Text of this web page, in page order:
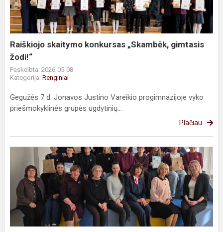
gimtasis
žodi!“
Raiškiojo skaitymo konkursas „Skambėk, gimtasis
žodi!“
Paskelbta: 2026-05-08
Kategorija: Renginiai
Gegužės 7 d. Jonavos Justino Vareikio progimnazijoje vyko
priešmokyklinės grupės ugdytinių...
Plačiau
Matematikos
viktorina
„Skaitau,
mąstau,
skaičiuoju,
atspėju...